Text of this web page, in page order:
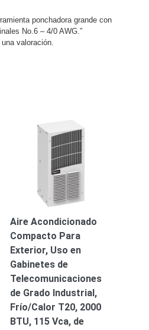
ponchadora grande con
No.6 – 4/0 AWG.”
valoración.
Aire Acondicionado
Compacto Para
Exterior, Uso en
Gabinetes de
Telecomunicaciones
de Grado Industrial,
Frío/Calor T20, 2000
BTU, 115 Vca, de